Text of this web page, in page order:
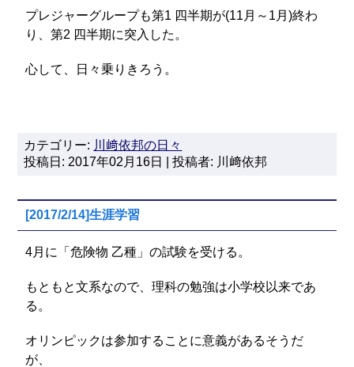
プレジャーグループも第1 四半期が(11月～1月)終わ
り、第2 四半期に突入した。
心して、日々乗りきろう。
カテゴリー: 川﨑依邦の日々
投稿日: 2017年02月16日 | 投稿者: 川﨑依邦
[2017/2/14]生涯学習
4月に「危険物 乙種」の試験を受ける。
もともと文系なので、理科の勉強は小学校以来であ
る。
オリンピックは参加することに意義があるそうだ
が、